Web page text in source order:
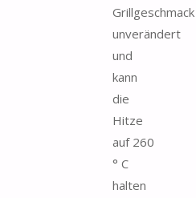
Grillgeschmack
unverändert
und
kann
die
Hitze
auf 260
° C
halten